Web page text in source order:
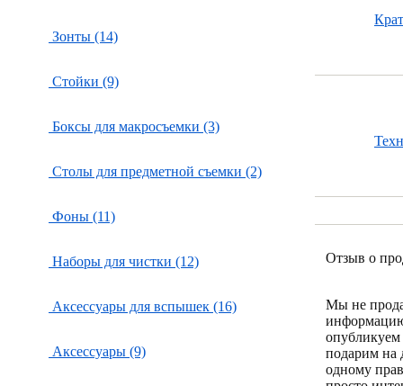
Зонты (14)
Стойки (9)
Боксы для макросъемки (3)
Столы для предметной съемки (2)
Фоны (11)
Наборы для чистки (12)
Аксессуары для вспышек (16)
Аксессуары (9)
Отзыв о
Мы не
опубликуем
подарим на
одному